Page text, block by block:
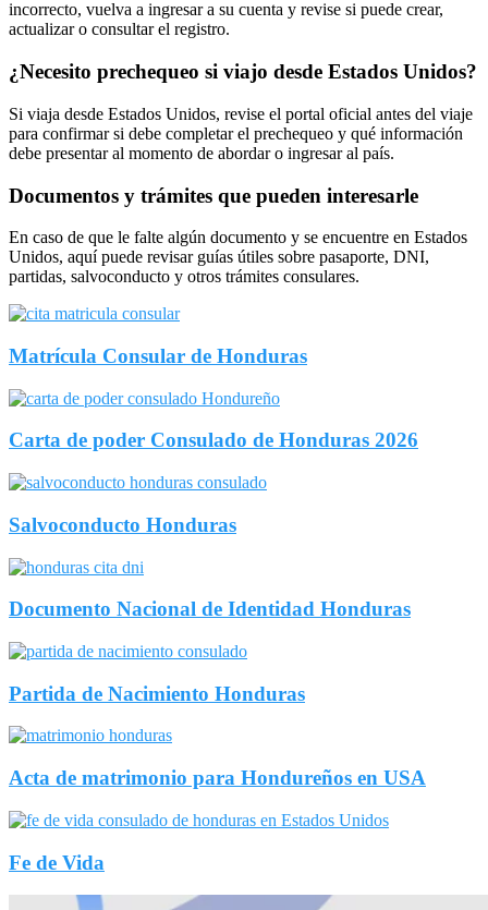
incorrecto, vuelva a ingresar a su cuenta y revise si puede crear,
actualizar o consultar el registro.
¿Necesito prechequeo si viajo desde Estados Unidos?
Si viaja desde Estados Unidos, revise el portal oficial antes del viaje
para confirmar si debe completar el prechequeo y qué información
debe presentar al momento de abordar o ingresar al país.
Documentos y trámites que pueden interesarle
En caso de que le falte algún documento y se encuentre en Estados
Unidos, aquí puede revisar guías útiles sobre pasaporte, DNI,
partidas, salvoconducto y otros trámites consulares.
Matrícula Consular de Honduras
Carta de poder Consulado de Honduras 2026
Salvoconducto Honduras
Documento Nacional de Identidad Honduras
Partida de Nacimiento Honduras
Acta de matrimonio para Hondureños en USA
Fe de Vida